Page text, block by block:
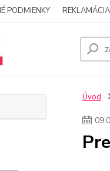
PODMIENKY
Úvod
09.